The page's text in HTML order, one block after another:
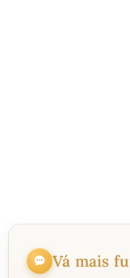
Vá mais